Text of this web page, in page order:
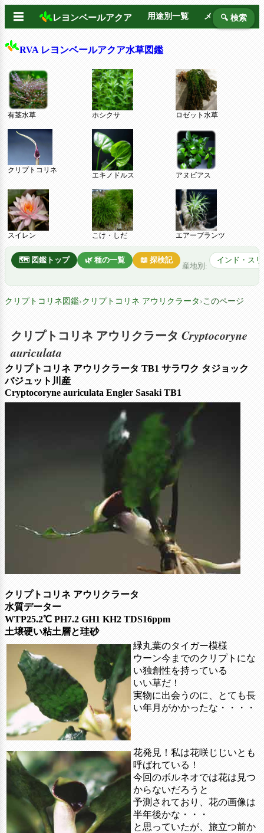
☰ レヨンベールアクア 用途別一覧 メーカー別
🔍 検索
RVA レヨンベールアクア水草図鑑
有茎水草 ホシクサ ロゼット水草
クリプトコリネ
エキノドルス アヌビアス
スイレン こけ・しだ エアープランツ
🗺️ 図鑑トップ 🌿 種の一覧 📖 探検記
産地別:
インド・ス
クリプトコリネ図鑑›クリプトコリネ アウリクラータ ›このページ
クリプトコリネ アウリクラータ Cryptocoryne
auriculata
クリプトコリネ アウリクラータ TB1 サラワク タジョック
バジュット川産
Cryptocoryne auriculata Engler Sasaki TB1
クリプトコリネ アウリクラータ
水質データー
WTP25.2℃ PH7.2 GH1 KH2 TDS16ppm
土壌硬い粘土層と珪砂
緑丸葉のタイガー模様
ウーン今までのクリプトにな
い独創性を持っている
いい草だ！
実物に出会うのに、とても長
い年月がかかったな・・・・
花発見！私は花咲じじいとも
呼ばれている！
今回のボルネオでは花は見つ
からないだろうと
予測されており、花の画像は
半年後かな・・・
と思っていたが、旅立つ前か